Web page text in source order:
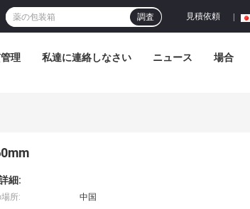
見積依頼
調査
理 私達に連絡しなさい ニュース 場合
細:
所:
中国